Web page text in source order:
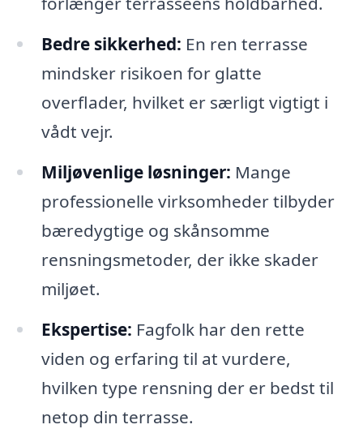
Bedre sikkerhed: En ren terrasse
mindsker risikoen for glatte
overflader, hvilket er særligt vigtigt i
vådt vejr.
Miljøvenlige løsninger: Mange
professionelle virksomheder tilbyder
bæredygtige og skånsomme
rensningsmetoder, der ikke skader
miljøet.
Ekspertise: Fagfolk har den rette
viden og erfaring til at vurdere,
hvilken type rensning der er bedst til
netop din terrasse.